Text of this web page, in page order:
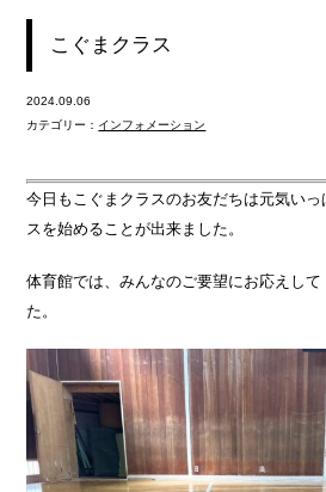
こぐまクラス
2024.09.06
カテゴリー： インフォメーション
今日もこぐまクラスのお友だちは元気い
スを始めることが出来ました。
体育館では、みんなのご要望にお応えし
た。